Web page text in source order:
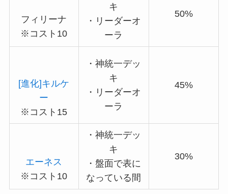
フィリーナ
※コスト10
キ
・リーダーオ
ーラ
50%
[進化]キルケ
ー
※コスト15
・神統一デッ
キ
・リーダーオ
ーラ
45%
エーネス
※コスト10
・神統一デッ
キ
・盤面で表に
なっている間
30%